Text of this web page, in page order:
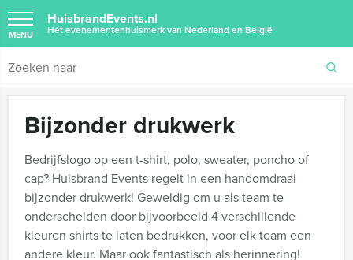
HuisbrandEvents.nl
Hét evenementenhuismerk van Nederland en België
MENU
Bijzonder drukwerk
Bedrijfslogo op een t-shirt, polo, sweater, poncho of
cap? Huisbrand Events regelt in een handomdraai
bijzonder drukwerk! Geweldig om u als team te
onderscheiden door bijvoorbeeld 4 verschillende
kleuren shirts te laten bedrukken, voor elk team een
andere kleur. Maar ook fantastisch als herinnering!